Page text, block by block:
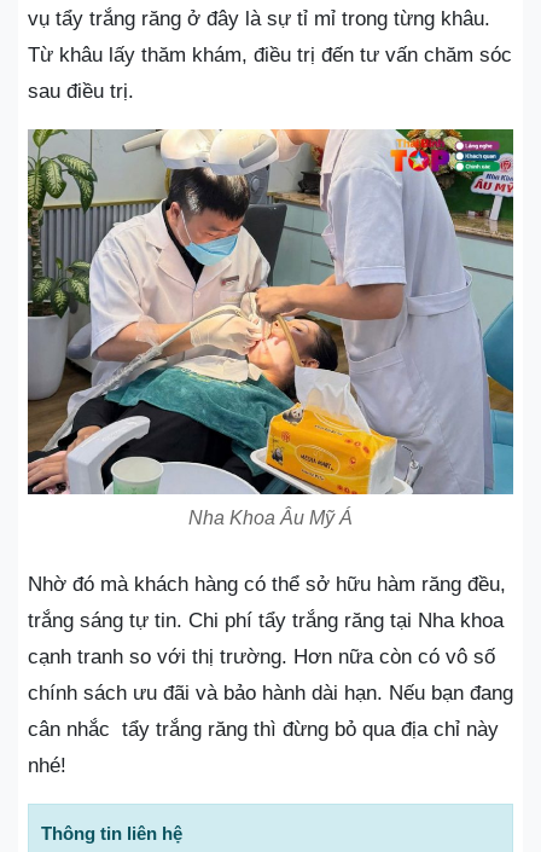
vụ tẩy trắng răng ở đây là sự tỉ mỉ trong từng khâu.
Từ khâu lấy thăm khám, điều trị đến tư vấn chăm sóc
sau điều trị.
Nha Khoa Âu Mỹ Á
Nhờ đó mà khách hàng có thể sở hữu hàm răng đều,
trắng sáng tự tin. Chi phí tẩy trắng răng tại Nha khoa
cạnh tranh so với thị trường. Hơn nữa còn có vô số
chính sách ưu đãi và bảo hành dài hạn. Nếu bạn đang
cân nhắc tẩy trắng răng thì đừng bỏ qua địa chỉ này
nhé!
Thông tin liên hệ